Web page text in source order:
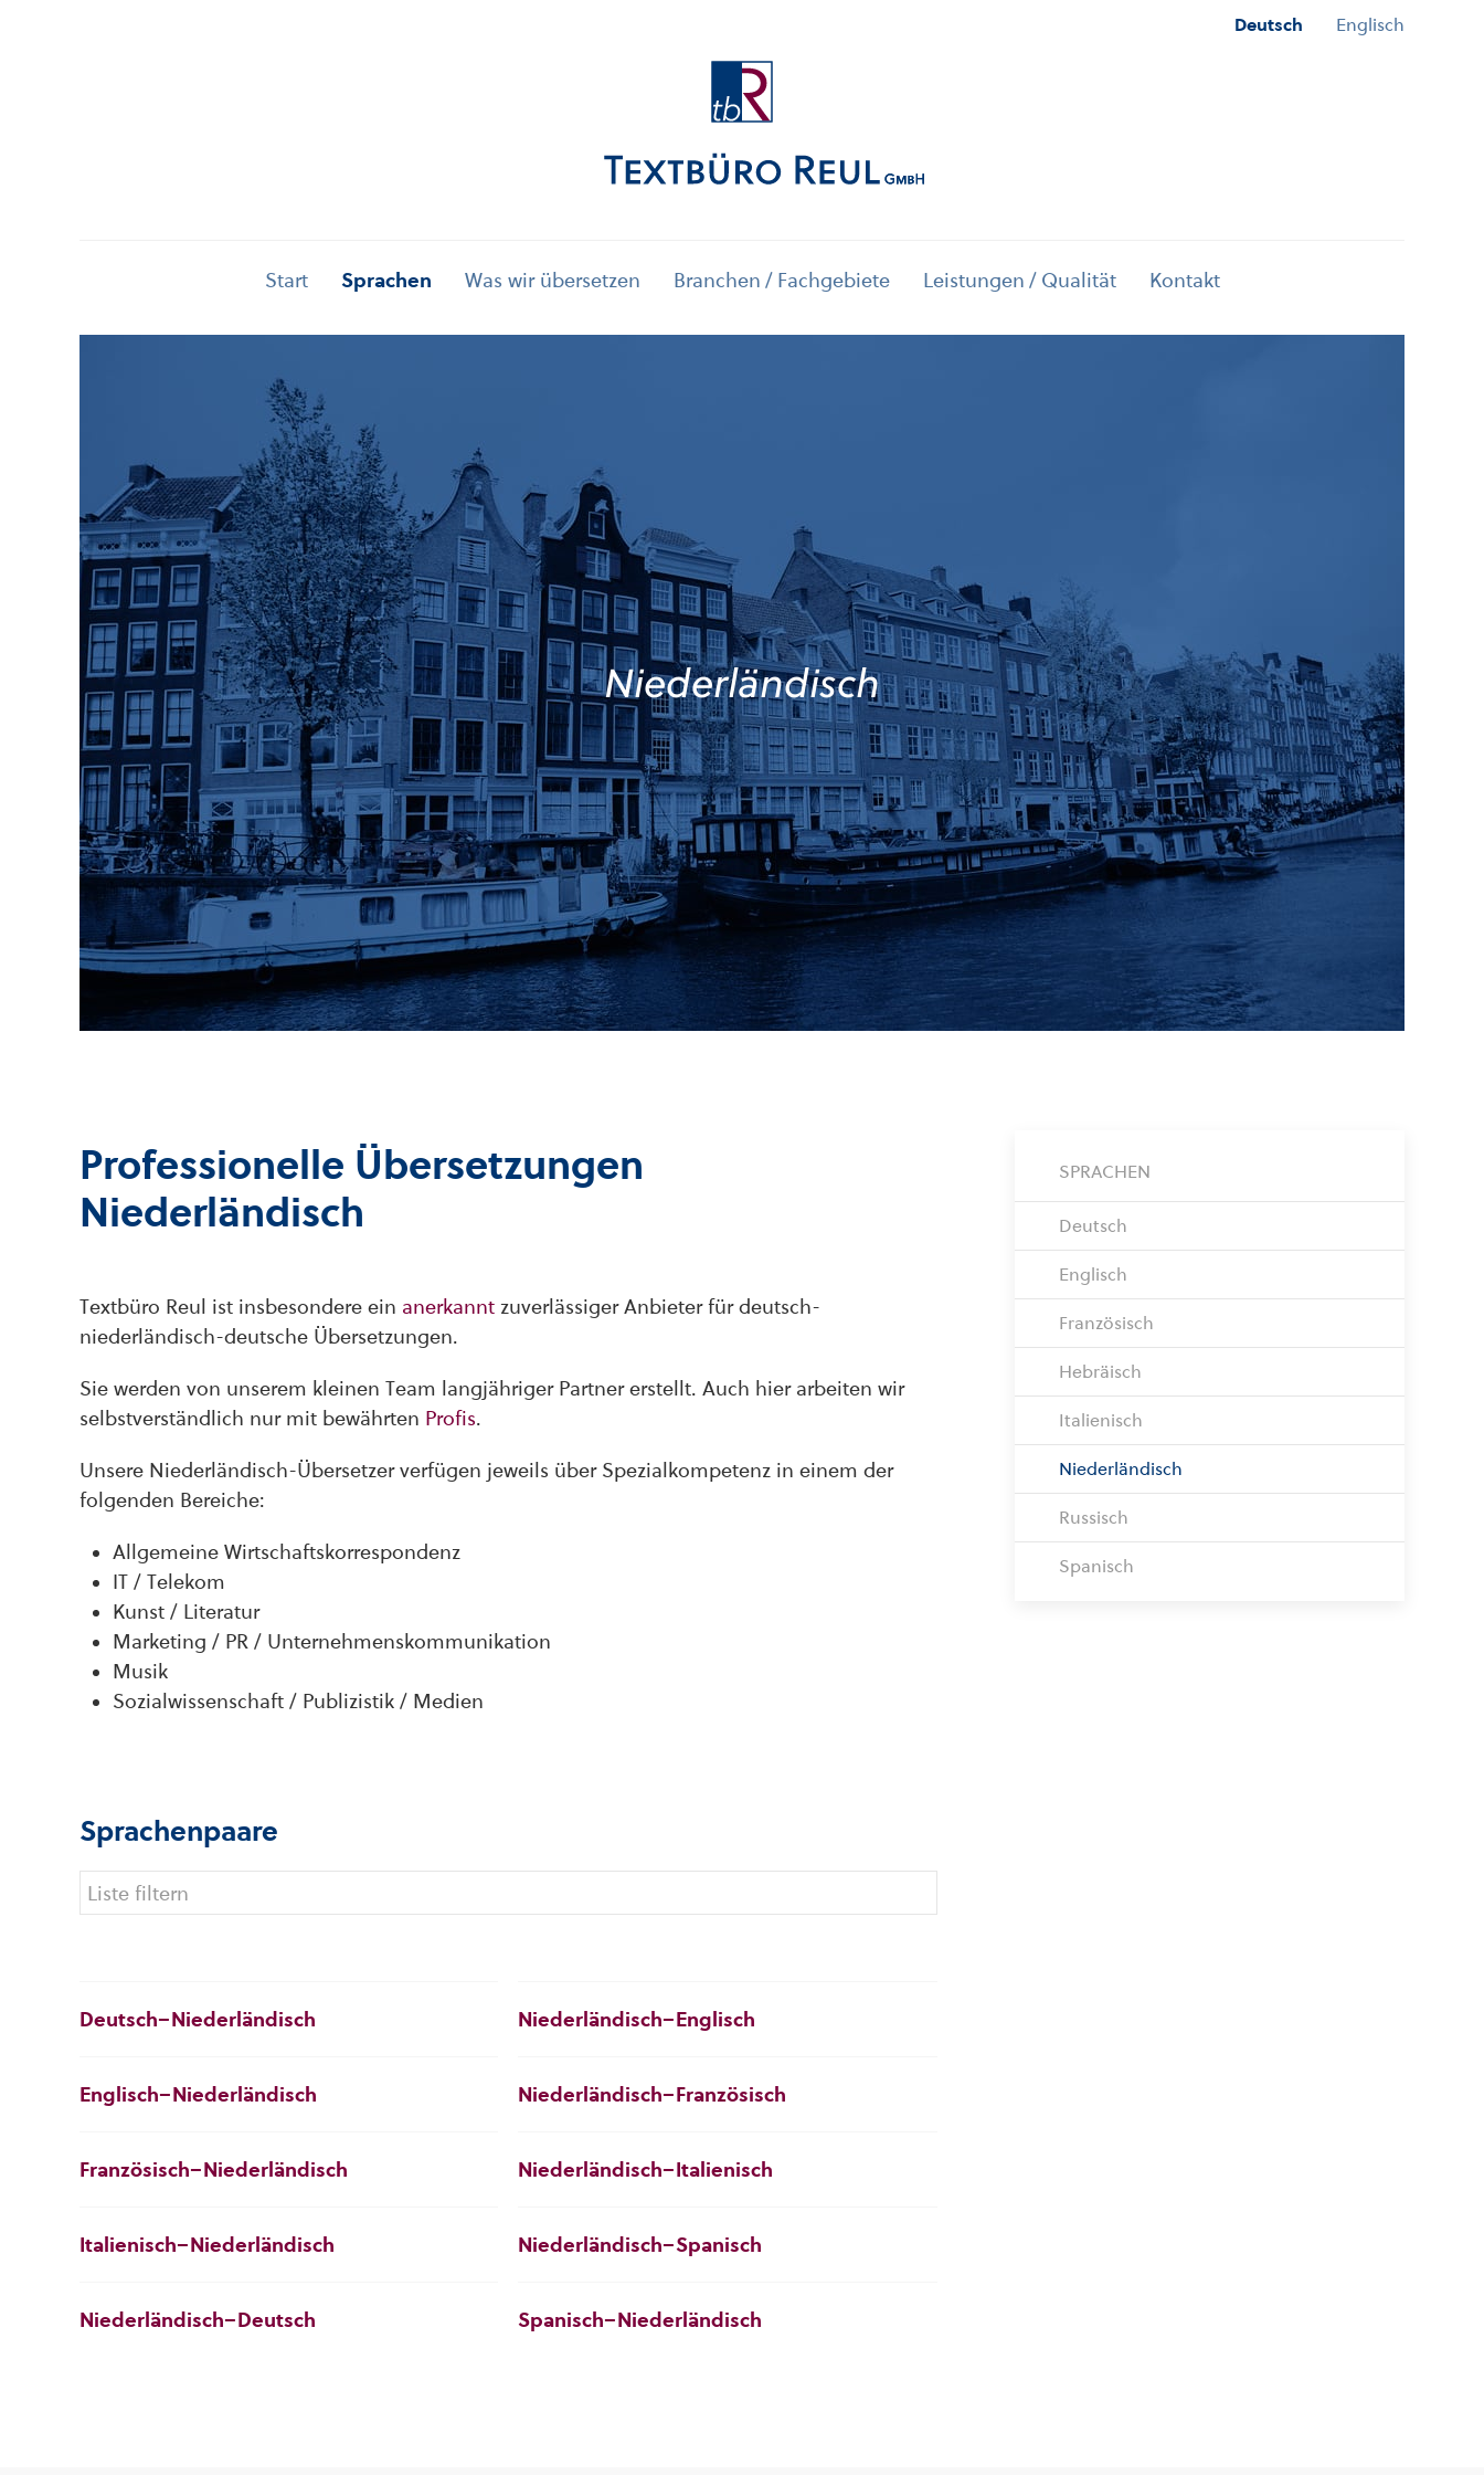
Deutsch Englisch
Start Sprachen Was wir übersetzen Branchen / Fachgebiete Leistungen / Qualität Kontakt
Niederländisch
Professionelle Übersetzungen
Niederländisch
Textbüro Reul ist insbesondere ein anerkannt zuverlässiger Anbieter für deutsch-
niederländisch-deutsche Übersetzungen.
Sie werden von unserem kleinen Team langjähriger Partner erstellt. Auch hier arbeiten wir
selbstverständlich nur mit bewährten Profis.
Unsere Niederländisch-Übersetzer verfügen jeweils über Spezialkompetenz in einem der
folgenden Bereiche:
Allgemeine Wirtschaftskorrespondenz
IT / Telekom
Kunst / Literatur
Marketing / PR / Unternehmenskommunikation
Musik
Sozialwissenschaft / Publizistik / Medien
Sprachenpaare
Deutsch–Niederländisch
Englisch–Niederländisch
Französisch–Niederländisch
Italienisch–Niederländisch
Niederländisch–Deutsch
Niederländisch–Englisch
Niederländisch–Französisch
Niederländisch–Italienisch
Niederländisch–Spanisch
Spanisch–Niederländisch
SPRACHEN
Deutsch
Englisch
Französisch
Hebräisch
Italienisch
Niederländisch
Russisch
Spanisch